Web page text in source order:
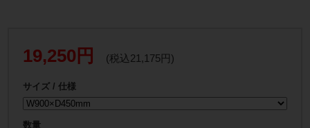
19,250円 (税込21,175円)
サイズ / 仕様
数量